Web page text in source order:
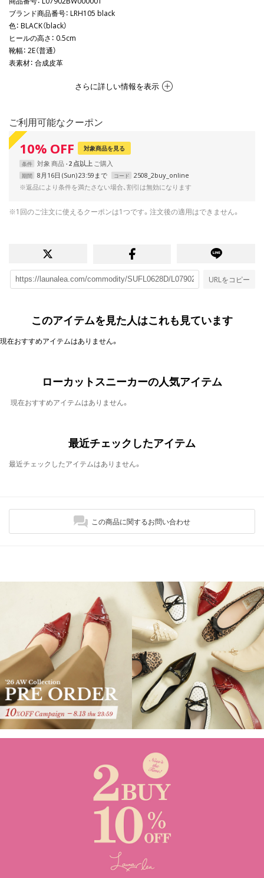
ブランド商品番号： LRH105 black
色： BLACK（black）
ヒールの高さ ： 0.5cm
靴幅： 2E（普通）
表素材： 合成皮革
さらに詳しい情報を表示
ご利用可能なクーポン
10% OFF 対象商品を見る
条件 対象商品 2 点以上
期間 8月16日 (Sun) 23:59まで コード
2508_2buy_online
※返品により条件を満たさない場合、割引は無効になります
※1回のご注文に使えるクーポンは1つです。注文後の適用はできません。
URLをコピー
このアイテムを見た人はこれも見ています
現在おすすめアイテムはありません。
ローカットスニーカーの人気アイテム
現在おすすめアイテムはありません。
最近チェックしたアイテム
最近チェックしたアイテムはありません。
この商品に関するお問い合わせ